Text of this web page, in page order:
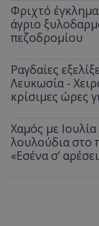
Φριχτό
άγριο
πεζοδρομίου
Ραγδαίες
Λευκωσία -
κρίσιμες ώρες
Χαμός με
λουλούδια στο
«Εσένα σ’